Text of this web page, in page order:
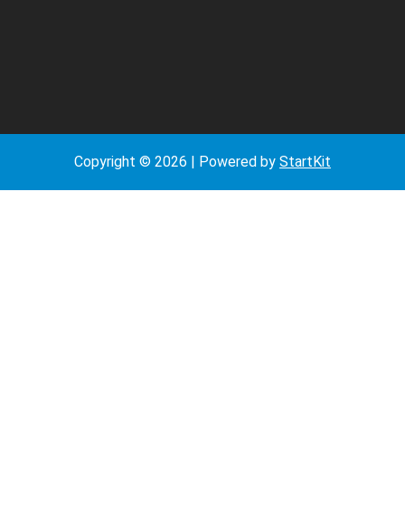
Copyright © 2026 | Powered by StartKit